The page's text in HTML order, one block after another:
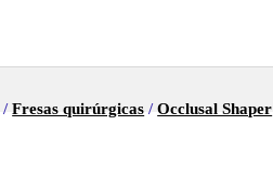
/Fresas quirúrgicas /Occlusal Shaper